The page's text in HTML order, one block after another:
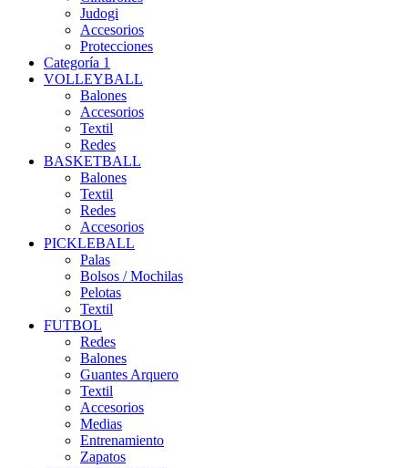
Judogi
Accesorios
Protecciones
Categoría 1
VOLLEYBALL
Balones
Accesorios
Textil
Redes
BASKETBALL
Balones
Textil
Redes
Accesorios
PICKLEBALL
Palas
Bolsos / Mochilas
Pelotas
Textil
FUTBOL
Redes
Balones
Guantes Arquero
Textil
Accesorios
Medias
Entrenamiento
Zapatos